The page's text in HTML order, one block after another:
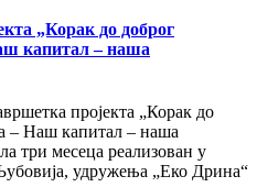
„Корак до доброг
капитал – наша
пројекта „Корак до
– Наш капитал – наша
три месеца реализован у
удружења „Еко Дрина“